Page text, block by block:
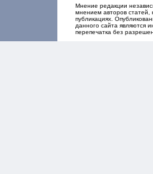
Мнение редакции
мнением авторов статей,
публикациях.
данного сайта являются
перепечатка без